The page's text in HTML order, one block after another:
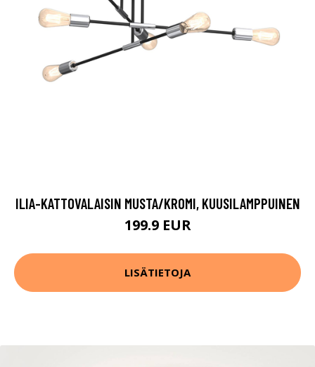
ILIA-KATTOVALAISIN MUSTA/KROMI, KUUSILAMPPUINEN
199.9 EUR
LISÄTIETOJA